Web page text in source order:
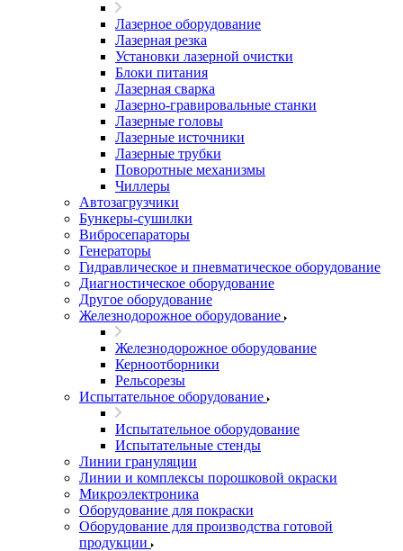
Лазерное оборудование
Лазерная резка
Установки лазерной очистки
Блоки питания
Лазерная сварка
Лазерно-гравировальные станки
Лазерные головы
Лазерные источники
Лазерные трубки
Поворотные механизмы
Чиллеры
Автозагрузчики
Бункеры-сушилки
Вибросепараторы
Генераторы
Гидравлическое и пневматическое оборудование
Диагностическое оборудование
Другое оборудование
Железнодорожное оборудование
Железнодорожное оборудование
Керноотборники
Рельсорезы
Испытательное оборудование
Испытательное оборудование
Испытательные стенды
Линии грануляции
Линии и комплексы порошковой окраски
Микроэлектроника
Оборудование для покраски
Оборудование для производства готовой
продукции